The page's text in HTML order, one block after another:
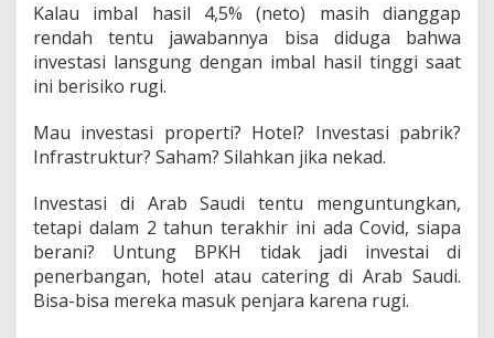
Kalau imbal hasil 4,5% (neto) masih dianggap
rendah tentu jawabannya bisa diduga bahwa
investasi lansgung dengan imbal hasil tinggi saat
ini berisiko rugi.
Mau investasi properti? Hotel? Investasi pabrik?
Infrastruktur? Saham? Silahkan jika nekad.
Investasi di Arab Saudi tentu menguntungkan,
tetapi dalam 2 tahun terakhir ini ada Covid, siapa
berani? Untung BPKH tidak jadi investai di
penerbangan, hotel atau catering di Arab Saudi.
Bisa-bisa mereka masuk penjara karena rugi.